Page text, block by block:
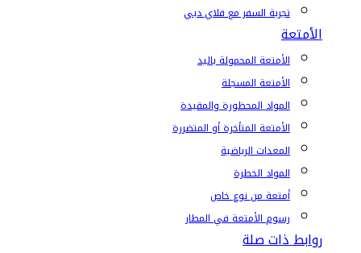
تجربة السفر مع فلاي دبي
الأمتعة
الأمتعة المحمولة باليد
الأمتعة المسجلة
المواد المحظورة والمقيدة
الأمتعة المتأخرة أو المتضررة
المعدات الرياضية
المواد الخطرة
أمتعة من نوع خاص
رسوم الأمتعة في المطار
روابط ذات صلة